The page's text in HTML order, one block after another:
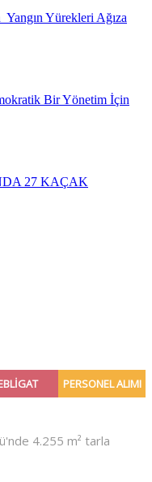
Yürekleri Ağıza
Bir Yönetim İçin
27 KAÇAK